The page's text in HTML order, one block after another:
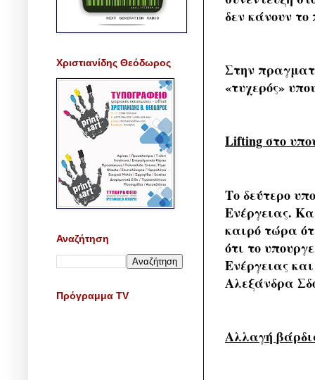
δεν κάνουν
Στην
«τυχερός»
Lifting στο
Το δεύτερο
Ενέργειας.
καιρό τώρα
ότι το
Ενέργειας
Αλεξάνδρα
Αλλαγή
Χριστιανίδης Θεόδωρος
Αναζήτηση
Πρόγραμμα TV